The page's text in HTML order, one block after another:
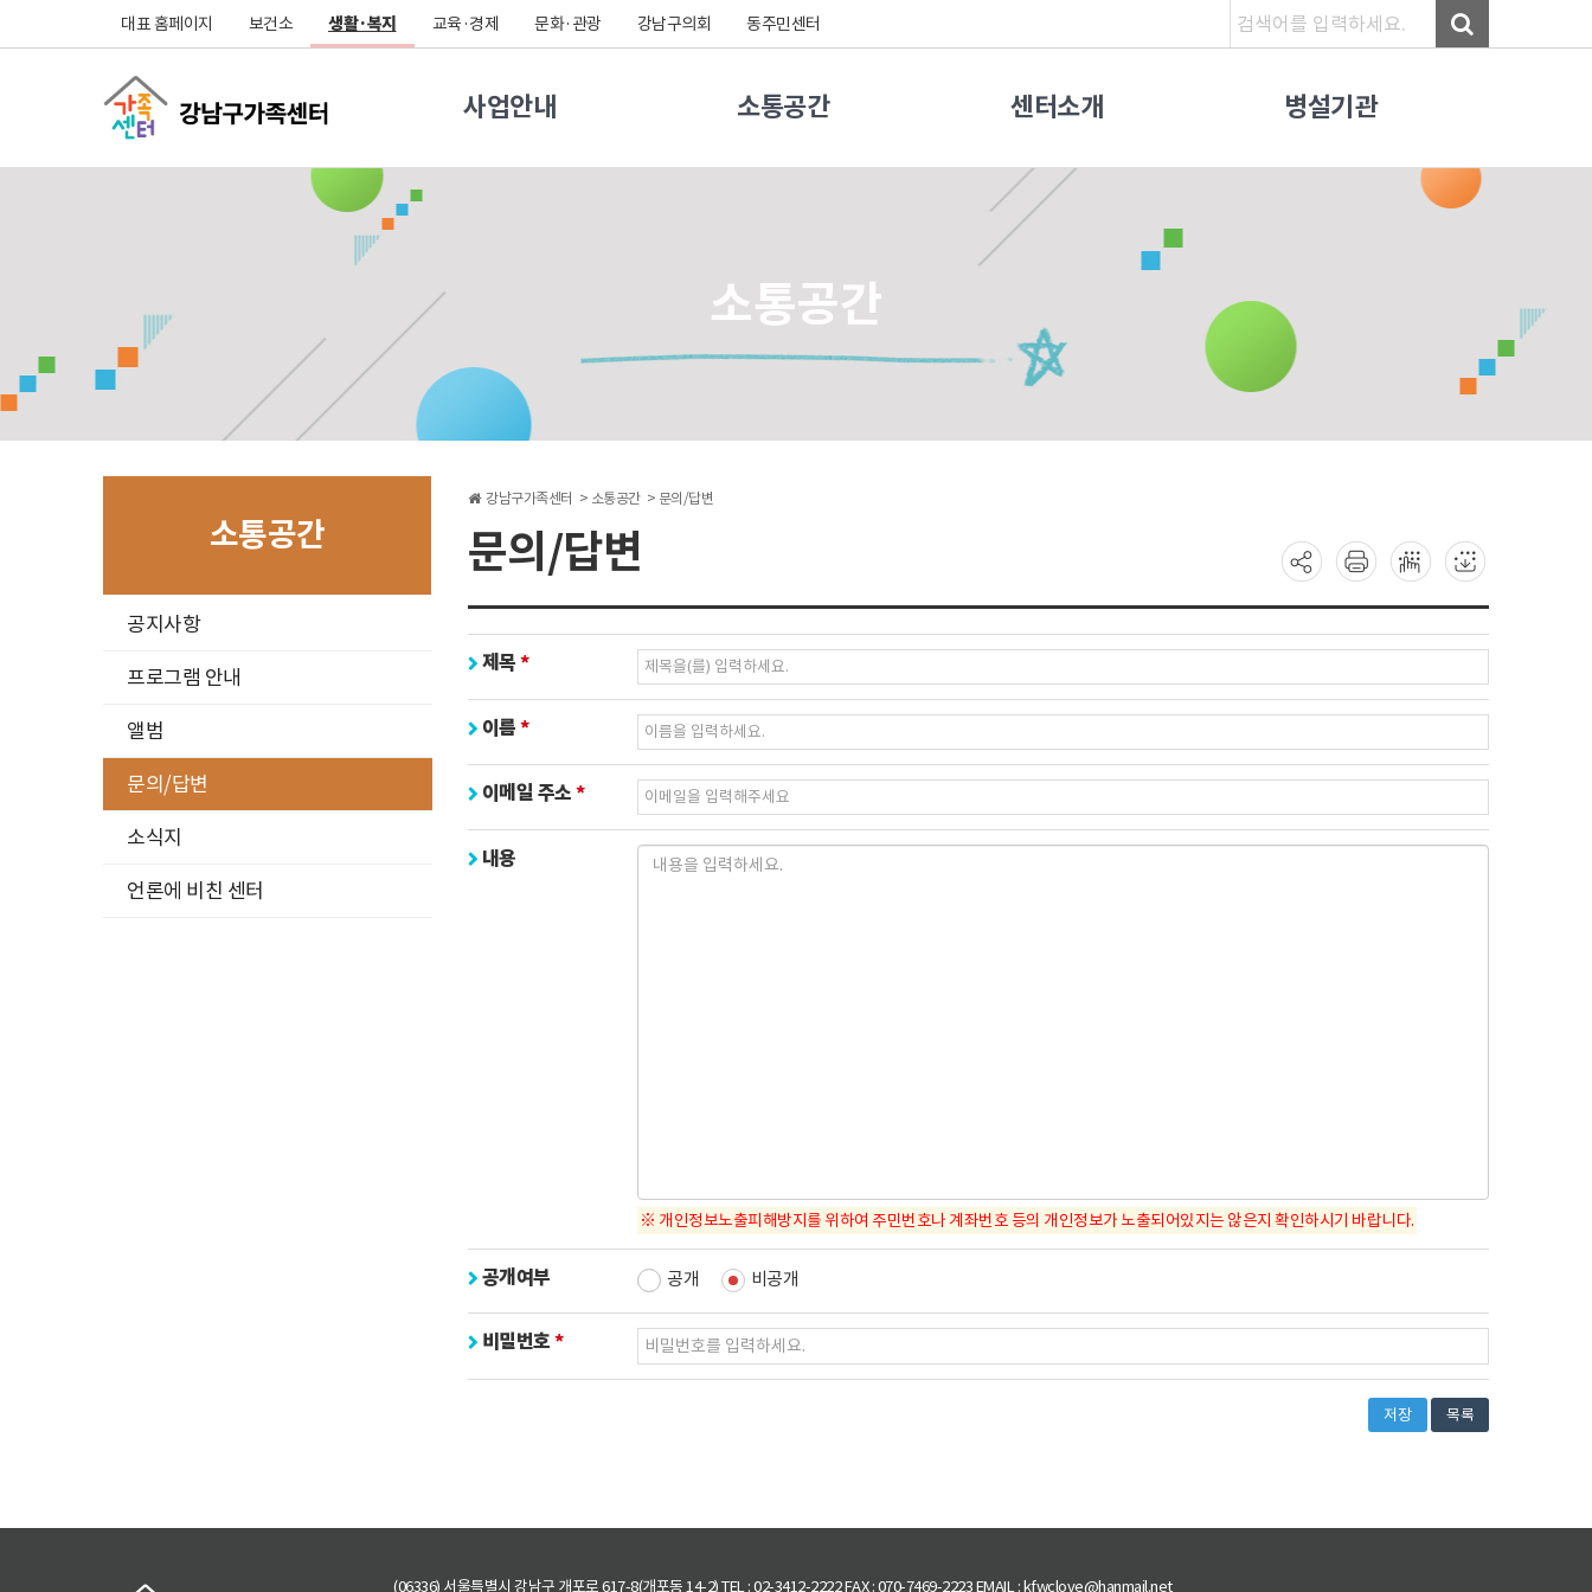
대표 홈페이지 보건소 생활·복지 교육·경제 문화·관광 강남구의회 동주민센터
사업안내 소통공간 센터소개 병설기관
소통공간
소통공간
공지사항
프로그램 안내
앨범
문의/답변
소식지
언론에 비친 센터
강남구가족센터 > 소통공간 > 문의/답변
문의/답변
선
제목필
이름필
입
력
이메일 주소필
내용
※ 개인정보노출피해방지를 위하여 주민번호나 계좌번호 등의 개인정보가 노출되어있지는 않은지 확인하시기 바랍니다.
공개여부 공개 비공개
비밀번호필
저장 목록
(06336) 서울특별시 강남구 개포로 617-8(개포동 14-2) TEL : 02-3412-2222 FAX : 070-7469-2223 EMAIL : kfwclove@hanmail.net